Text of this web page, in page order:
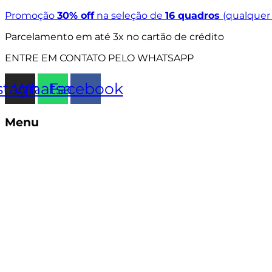
Ir
o
Promoção 30% offna seleção de 16 quadros
Parcelamento em até 3x no cartão de crédito
ENTRE EM CONTATO PELO WHATSAPP
Whatsapp
Facebook
Menu